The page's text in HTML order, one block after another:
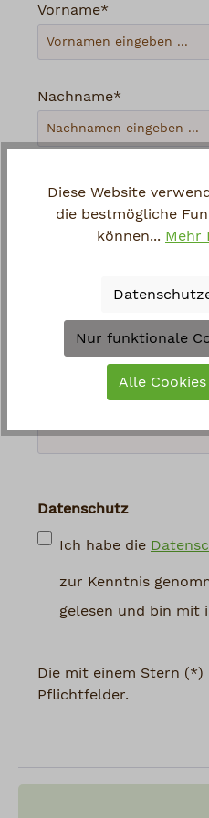
Vorname*
Nachname*
Um weiterzugehen,
abgebildeten Zeichen
Datenschutz
Ich habe die
zur Kenntnis
gelesen und bin mit
Die mit einem Stern
Pflichtfelder.
Diese Website
die bestmögliche
können... Mehr
Nur funktionale
Alle